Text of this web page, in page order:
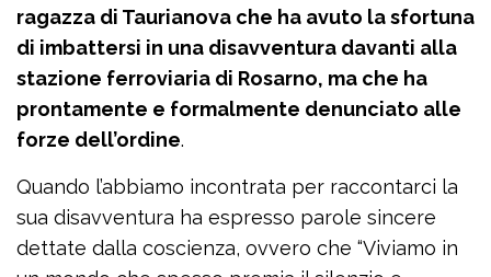
ragazza di Taurianova che ha avuto la sfortuna
di imbattersi in una disavventura davanti alla
stazione ferroviaria di Rosarno, ma che ha
prontamente e formalmente denunciato alle
forze dell’ordine.
Quando l’abbiamo incontrata per raccontarci la
sua disavventura ha espresso parole sincere
dettate dalla coscienza, ovvero che “Viviamo in